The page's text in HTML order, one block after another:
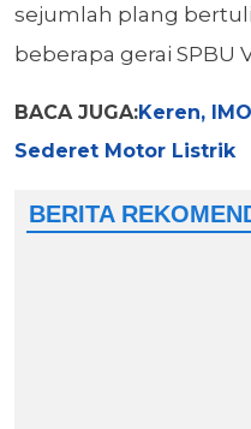
sejumlah plang
beberapa gerai SPBU
BACA JUGA:Keren,
Sederet Motor Listrik